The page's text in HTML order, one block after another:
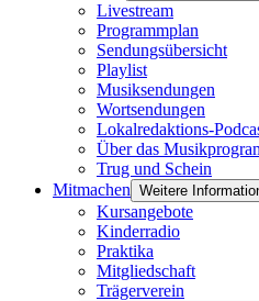
Livestream
Programmplan
Sendungsübersicht
Playlist
Musiksendungen
Wortsendungen
Lokalredaktions-
Über das
Trug und Schein
Mitmachen Weitere
Kursangebote
Kinderradio
Praktika
Mitgliedschaft
Trägerverein